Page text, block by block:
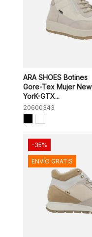
ARA SHOES Botines
Gore-Tex Mujer New
YorK-GTX...
20600343
-35%
ENVÍO GRATIS